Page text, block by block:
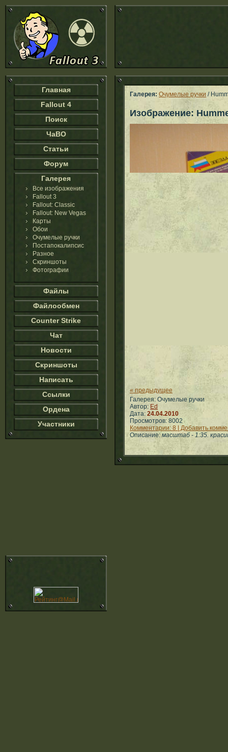
Главная
Fallout 4
Поиск
ЧаВО
Статьи
Форум
Галерея
Все изображения
Fallout 3
Fallout: Classic
Fallout: New Vegas
Карты
Обои
Очумелые ручки
Постапокалипсис
Разное
Скриншоты
Фотографии
Файлы
Файлообмен
Counter Strike
Чат
Новости
Скриншоты
Написать
Ссылки
Ордена
Участники
Галерея: Очумелые ручки /
Изображение:
« предыдущее
Галерея: Очумелые ручки
Автор: Ed
Дата: 24.04.2010
Просмотров: 8002
Комментарии: 8 | Добавить
Описание:масштаб - 1:35.